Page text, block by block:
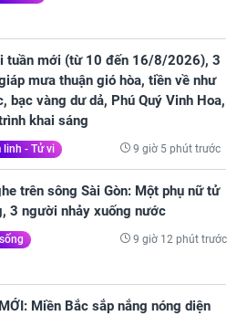
tuần mới (từ 10 đến 16/8/2026), 3
mưa thuận gió hòa, tiền về như
bạc vàng dư dả, Phú Quý Vinh Hoa,
khai sáng
linh - Tử vi 9 giờ 5 phút trước
trên sông Sài Gòn: Một phụ nữ tử
3 người nhảy xuống nước
9 giờ 12 phút trước
Miền Bắc sắp nắng nóng diện